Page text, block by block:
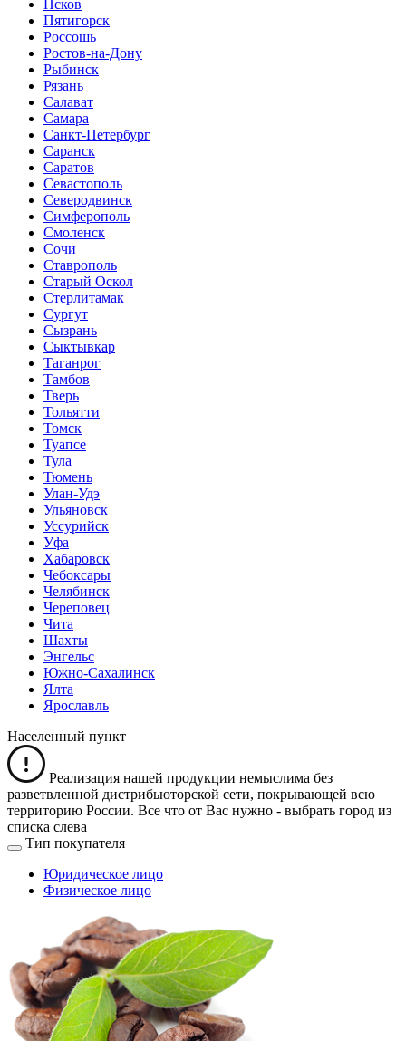
Псков
Пятигорск
Россошь
Ростов-на-Дону
Рыбинск
Рязань
Салават
Самара
Санкт-Петербург
Саранск
Саратов
Севастополь
Северодвинск
Симферополь
Смоленск
Сочи
Ставрополь
Старый Оскол
Стерлитамак
Сургут
Сызрань
Сыктывкар
Таганрог
Тамбов
Тверь
Тольятти
Томск
Туапсе
Тула
Тюмень
Улан-Удэ
Ульяновск
Уссурийск
Уфа
Хабаровск
Чебоксары
Челябинск
Череповец
Чита
Шахты
Энгельс
Южно-Сахалинск
Ялта
Ярославль
Населенный пункт
Реализация нашей продукции немыслима без
разветвленной дистрибьюторской сети, покрывающей всю
территорию России. Все что от Вас нужно - выбрать город из
списка слева
Тип покупателя
Юридическое лицо
Физическое лицо